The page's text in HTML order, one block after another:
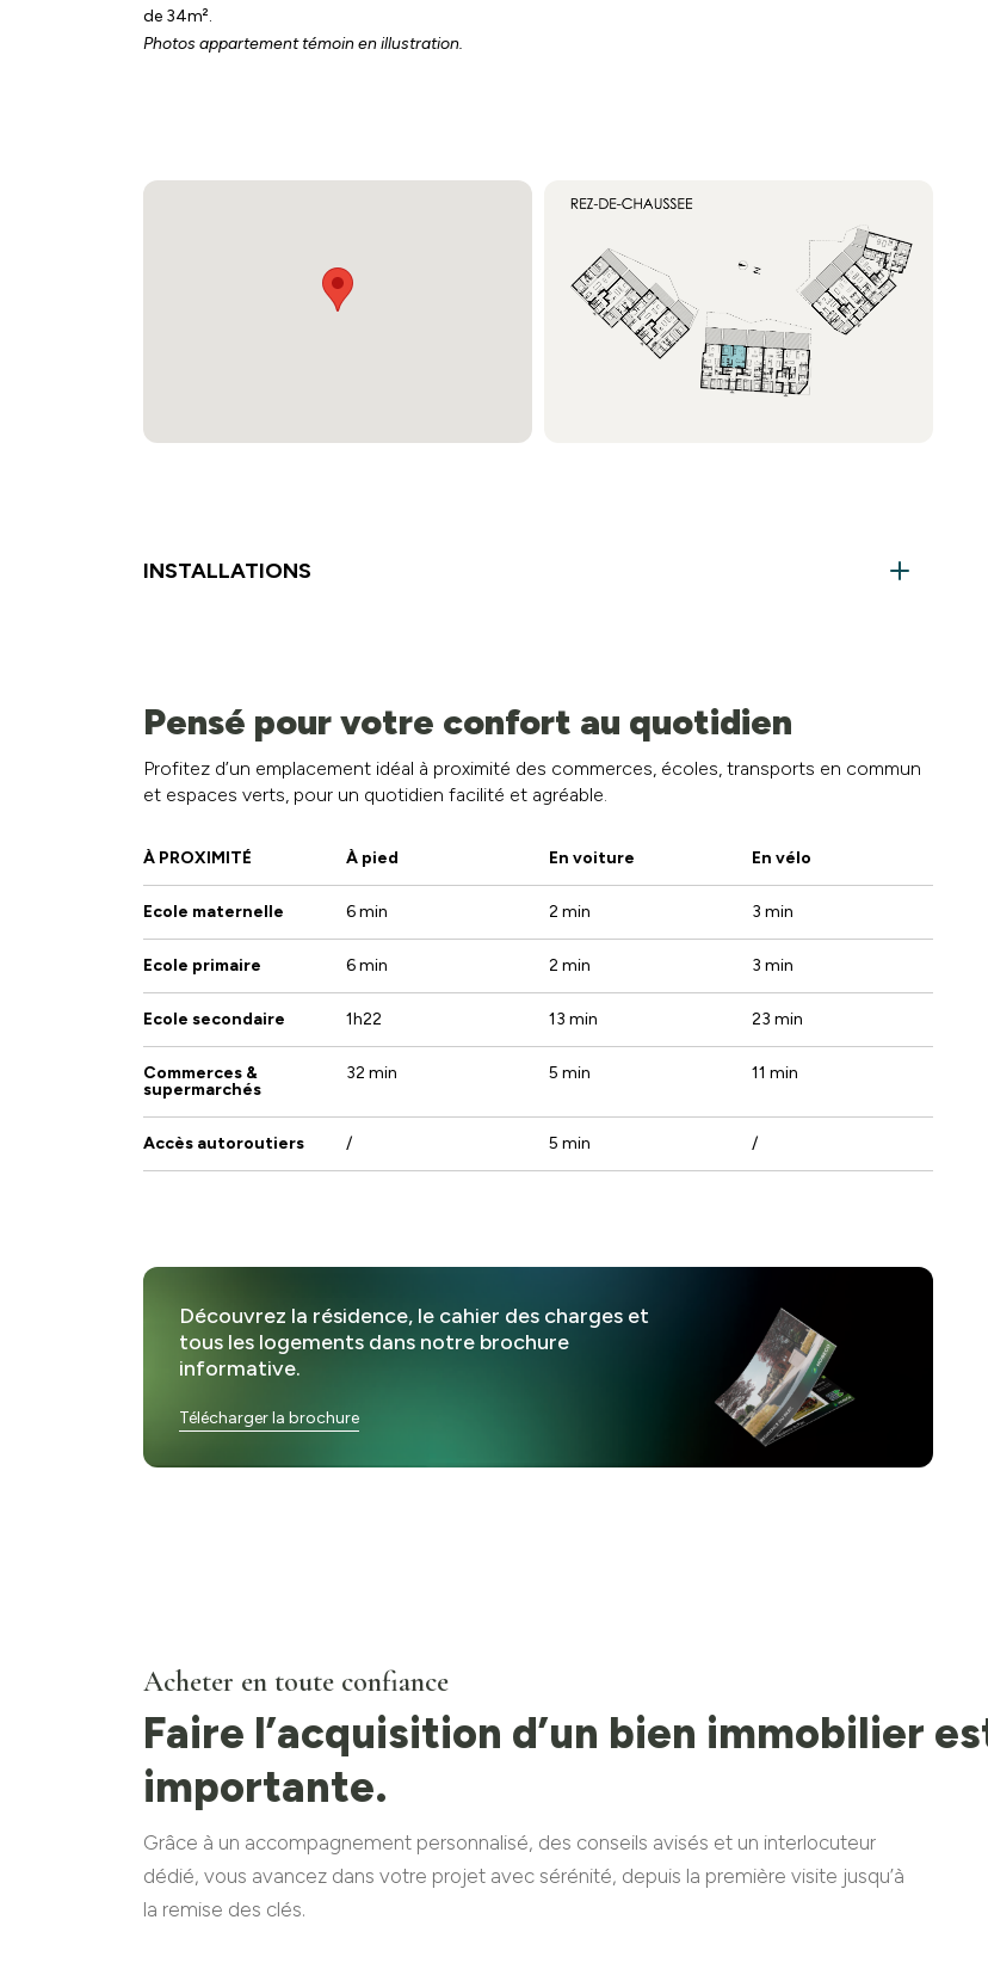
de 34m².
Photos appartement témoin en illustration.
INSTALLATIONS
Buanderie : 1 WC : 1 Salle à manger :
Cuisine : 1 Salon : 1 Terrasse : 1
Pensé pour votre confort au quotidien
Profitez d’un emplacement idéal à proximité des commerces, écoles, transports en commun
et espaces verts, pour un quotidien facilité et agréable.
À PROXIMITÉ À pied En voiture En vélo
Ecole maternelle 6 min 2 min 3 min
Ecole primaire 6 min 2 min 3 min
Ecole secondaire 1h22 13 min 23 min
Commerces &
supermarchés
32 min 5 min 11 min
Accès autoroutiers / 5 min /
Découvrez la résidence, le cahier des charges et
tous les logements dans notre brochure
informative.
Télécharger la brochure
Acheter en toute confiance
Faire l’acquisition d’un bien immobilier
importante.
Grâce à un accompagnement personnalisé, des conseils avisés et un interlocuteur
dédié, vous avancez dans votre projet avec sérénité, depuis la première visite jusqu’à
la remise des clés.